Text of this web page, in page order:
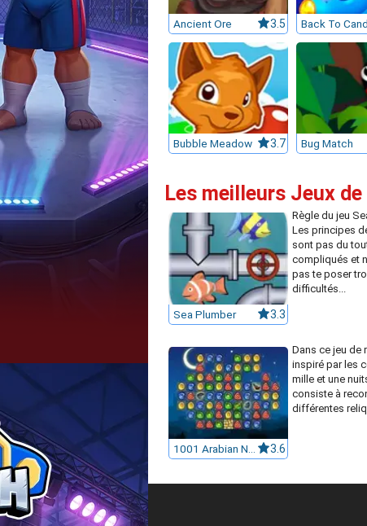
Ancient Ore 3.5
Bubble Meadow 3.7 Bug Match
Les meilleurs Jeux
Sea Plumber 3.3
Règle du jeu
Les principes
sont pas du
compliqués et
pas te poser
difficultés...
3.6
Dans ce jeu de
inspiré par les
mille et une
consiste à
différentes